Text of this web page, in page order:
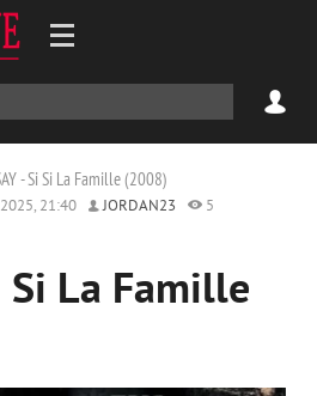
- Si Si La Famille (2008)
21:40 JORDAN23
5
Si La Famille